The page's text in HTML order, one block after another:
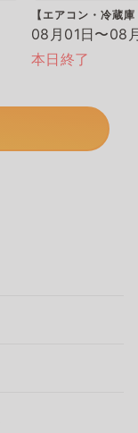
【エアコン・冷蔵
08月01日〜08
本日終了